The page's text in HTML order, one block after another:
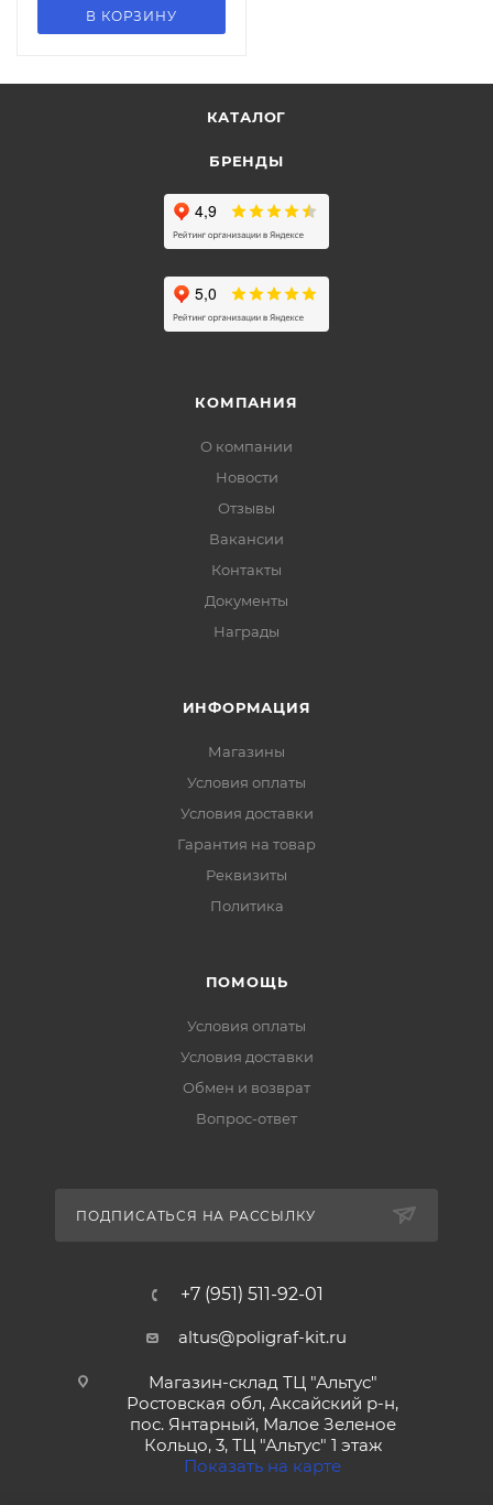
В КОРЗИНУ
КАТАЛОГ
БРЕНДЫ
КОМПАНИЯ
О компании
Новости
Отзывы
Вакансии
Контакты
Документы
Награды
ИНФОРМАЦИЯ
Магазины
Условия оплаты
Условия доставки
Гарантия на товар
Реквизиты
Политика
ПОМОЩЬ
Условия оплаты
Условия доставки
Обмен и возврат
Вопрос-ответ
ПОДПИСАТЬСЯ НА РАССЫЛКУ
+7 (951) 511-92-01
altus@poligraf-kit.ru
Магазин-склад ТЦ "Альтус"
Ростовская обл, Аксайский р-н,
пос. Янтарный, Малое Зеленое
Кольцо, 3, ТЦ "Альтус" 1 этаж
Показать на карте